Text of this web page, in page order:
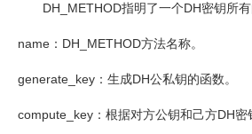
DH_METHOD指明了一个DH密钥所
name ： DH_METHOD方法名称。
generate_key ：生成DH公私钥的函数。
compute_key ：根据对方公钥和己方DH密